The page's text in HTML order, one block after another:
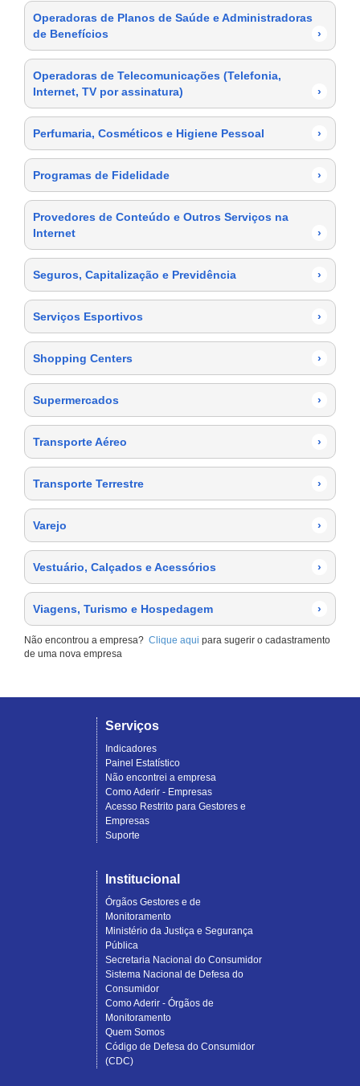
Operadoras de Planos de Saúde e Administradoras
de Benefícios
›
Operadoras de Telecomunicações (Telefonia,
Internet, TV por assinatura)
›
Perfumaria, Cosméticos e Higiene Pessoal ›
Programas de Fidelidade ›
Provedores de Conteúdo e Outros Serviços na
Internet
›
Seguros, Capitalização e Previdência ›
Serviços Esportivos ›
Shopping Centers ›
Supermercados ›
Transporte Aéreo ›
Transporte Terrestre ›
Varejo ›
Vestuário, Calçados e Acessórios ›
Viagens, Turismo e Hospedagem ›
Não encontrou a empresa? Clique aqui para sugerir o cadastramento
de uma nova empresa
Serviços
Indicadores
Painel Estatístico
Não encontrei a empresa
Como Aderir - Empresas
Acesso Restrito para Gestores e
Empresas
Suporte
Institucional
Órgãos Gestores e de
Monitoramento
Ministério da Justiça e Segurança
Pública
Secretaria Nacional do Consumidor
Sistema Nacional de Defesa do
Consumidor
Como Aderir - Órgãos de
Monitoramento
Quem Somos
Código de Defesa do Consumidor
(CDC)